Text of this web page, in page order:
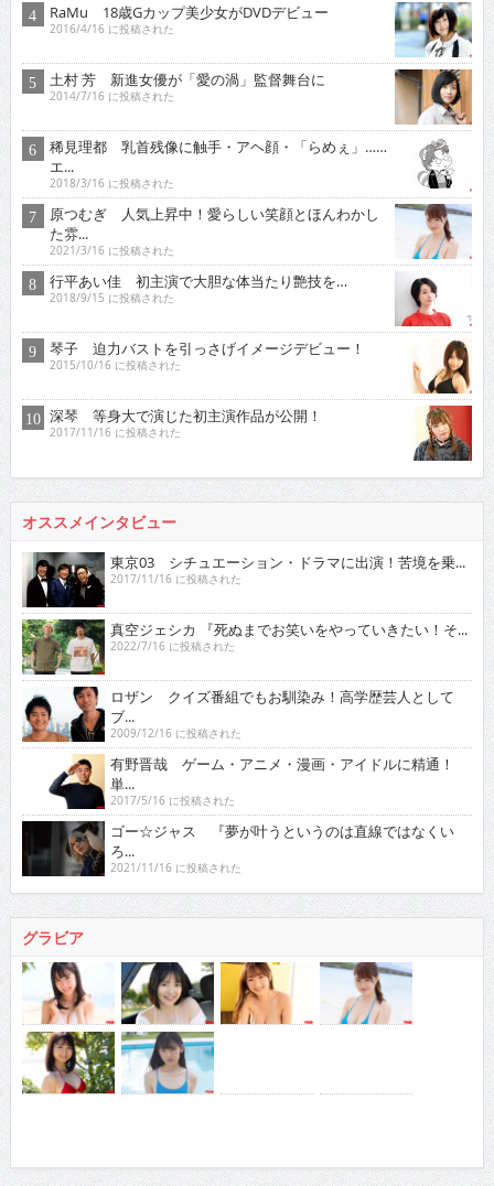
RaMu 18歳Gカップ美少女がDVDデビュー
2016/4/16 に投稿された
土村 芳 新進女優が「愛の渦」監督舞台に
2014/7/16 に投稿された
稀見理都 乳首残像に触手・アヘ顔・「らめぇ」……
エ...
2018/3/16 に投稿された
原つむぎ 人気上昇中！愛らしい笑顔とほんわかし
た雰...
2021/3/16 に投稿された
行平あい佳 初主演で大胆な体当たり艶技を…
2018/9/15 に投稿された
琴子 迫力バストを引っさげイメージデビュー！
2015/10/16 に投稿された
深琴 等身大で演じた初主演作品が公開！
2017/11/16 に投稿された
オススメインタビュー
東京03 シチュエーション・ドラマに出演！苦境を乗...
2017/11/16 に投稿された
真空ジェシカ 『死ぬまでお笑いをやっていきたい！そ...
2022/7/16 に投稿された
ロザン クイズ番組でもお馴染み！高学歴芸人として
ブ...
2009/12/16 に投稿された
有野晋哉 ゲーム・アニメ・漫画・アイドルに精通！
単...
2017/5/16 に投稿された
ゴー☆ジャス 『夢が叶うというのは直線ではなくい
ろ...
2021/11/16 に投稿された
グラビア